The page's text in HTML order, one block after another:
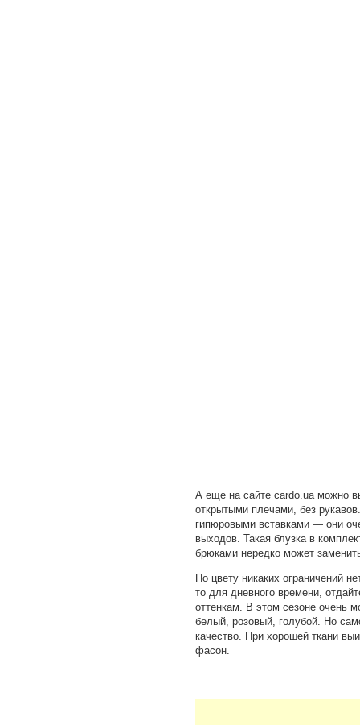
А еще на сайте cardo.ua можно
открытыми плечами, без
гипюровыми вставками — они
выходов. Такая блузка в
брюками нередко может
По цвету никаких ограничений
то для дневного времени,
оттенкам. В этом сезоне очень
белый, розовый, голубой. Но
качество. При хорошей ткани
фасон.